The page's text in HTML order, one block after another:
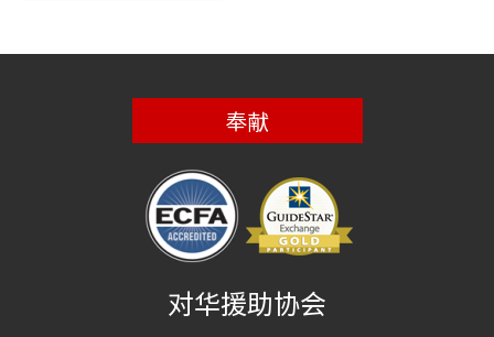
奉献
对华援助协会